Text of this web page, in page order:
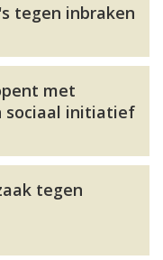
tegen inbraken
met
sociaal initiatief
tegen